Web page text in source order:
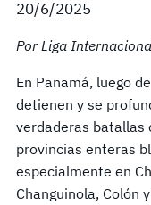
20/6/2025
Por Liga
En Panamá, luego
detienen y se
verdaderas batallas
provincias enteras
especialmente en
Changuinola, Colón